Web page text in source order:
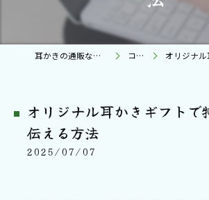
耳かきの通販ならHigh Wing コラム オリジナル耳かき
オリジナル耳かきギフトで
伝える方法
2025/07/07